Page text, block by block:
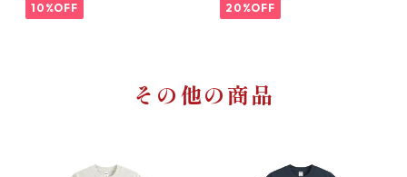
10%OFF 20%OFF
その他の商品